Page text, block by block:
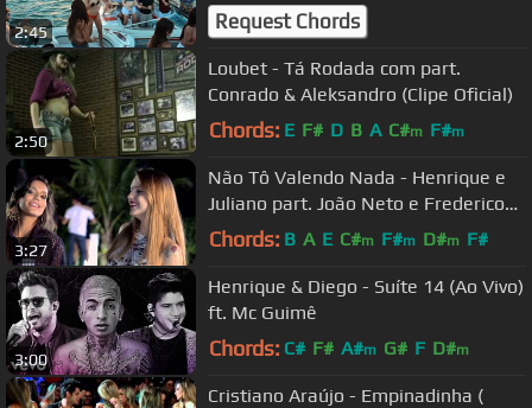
2:45 Request Chords
2:50
Loubet - Tá Rodada com part.
Conrado & Aleksandro (Clipe Oficial)
Chords: E F# D B A C#m F#m
3:27
Não Tô Valendo Nada - Henrique e
Juliano part. João Neto e Frederico
Clipe Oficial - Novo
Chords: B A E C#m F#m D#m F#
3:00
Henrique & Diego - Suíte 14 (Ao Vivo)
ft. Mc Guimê
Chords: C# F# A#m G# F D#m
Cristiano Araújo - Empinadinha (